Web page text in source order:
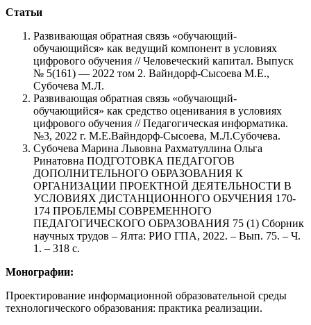
Статьи
Развивающая обратная связь «обучающий-
обучающийся» как ведущий компонент в условиях
цифрового обучения // Человеческий капитал. Выпуск
№ 5(161) — 2022 том 2. Вайндорф-Сысоева М.Е.,
Субочева М.Л.
Развивающая обратная связь «обучающий-
обучающийся» как средство оценивания в условиях
цифрового обучения // Педагогическая информатика.
№3, 2022 г. М.Е.Вайндорф-Сысоева, М.Л.Субочева.
Субочева Марина Львовна Рахматуллина Ольга
Ринатовна ПОДГОТОВКА ПЕДАГОГОВ
ДОПОЛНИТЕЛЬНОГО ОБРАЗОВАНИЯ К
ОРГАНИЗАЦИИ ПРОЕКТНОЙ ДЕЯТЕЛЬНОСТИ В
УСЛОВИЯХ ДИСТАНЦИОННОГО ОБУЧЕНИЯ 170-
174 ПРОБЛЕМЫ СОВРЕМЕННОГО
ПЕДАГОГИЧЕСКОГО ОБРАЗОВАНИЯ 75 (1) Сборник
научных трудов – Ялта: РИО ГПА, 2022. – Вып. 75. – Ч.
1. – 318 с.
Монографии:
Проектирование информационной образовательной среды
технологического образования: практика реализации.